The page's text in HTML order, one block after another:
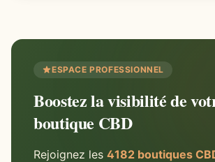
ESPACE PROFESSIONNEL
Boostez la visibilité de
boutique CBD
Rejoignez les 4182 boutiques